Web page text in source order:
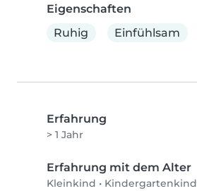
Eigenschaften
Ruhig
Einfühlsam
Erfahrung
> 1 Jahr
Erfahrung mit dem Alter
Kleinkind • Kindergartenkind